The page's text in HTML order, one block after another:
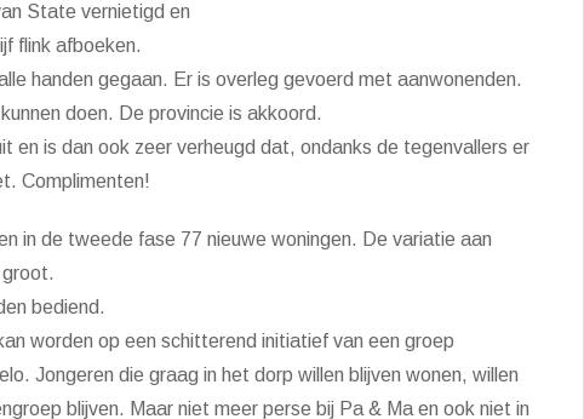
State vernietigd en
flink afboeken.
handen gegaan. Er is overleg gevoerd met aanwonenden.
doen. De provincie is akkoord.
en is dan ook zeer verheugd dat, ondanks de tegenvallers er
Complimenten!
in de tweede fase 77 nieuwe woningen. De variatie aan
groot.
bediend.
worden op een schitterend initiatief van een groep
Jongeren die graag in het dorp willen blijven wonen, willen
blijven. Maar niet meer perse bij Pa & Ma en ook niet in